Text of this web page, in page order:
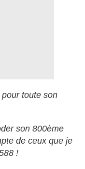
toute son
son 800ème
de ceux que je
!